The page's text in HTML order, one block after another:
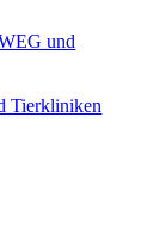
und
Tierkliniken